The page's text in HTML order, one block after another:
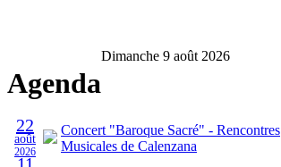
Agenda
Dimanche 9 août 2026
22
août
2026
Concert "Baroque Sacré" - Rencontres
Musicales de Calenzana